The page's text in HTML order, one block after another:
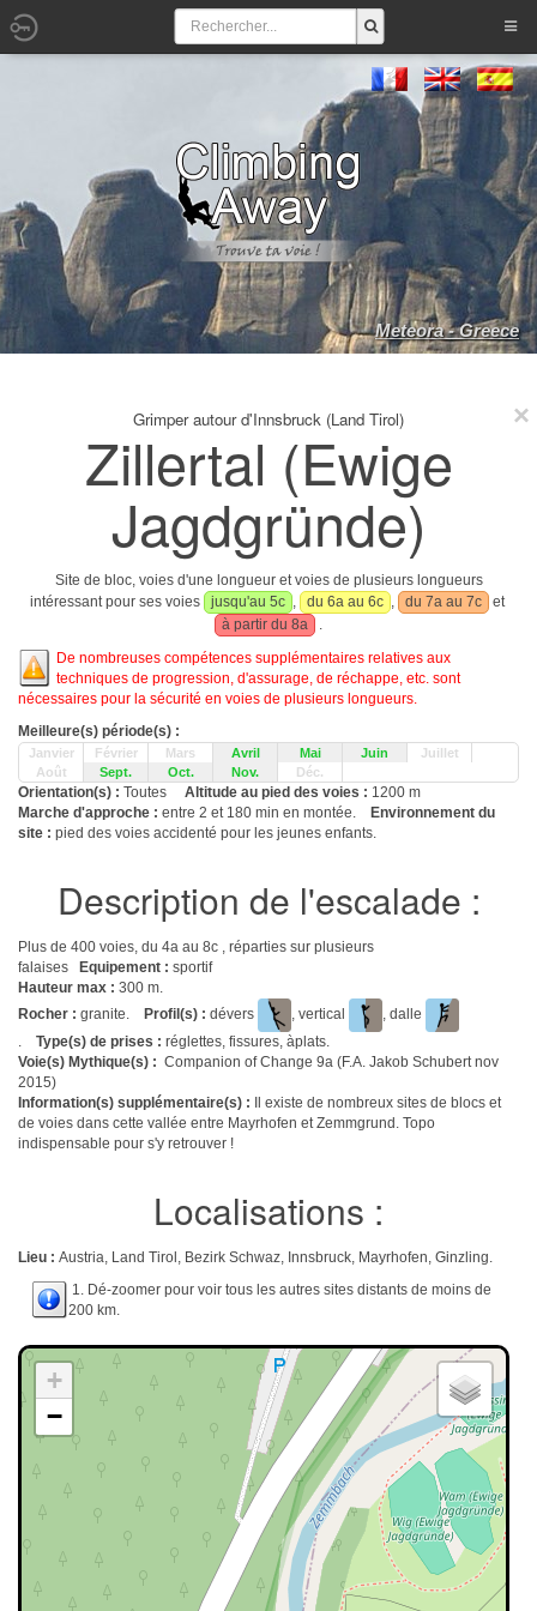
Meteora - Greece
Grimper autour d'Innsbruck (Land Tirol)
Zillertal (Ewige
Jagdgründe)
Site de bloc, voies d'une longueur et voies de plusieurs longueurs
intéressant pour ses voies
jusqu'au 5c , du 6a au 6c , du 7a au 7c
et
à partir du 8a
.
De nombreuses compétences supplémentaires relatives aux
techniques de progression, d'assurage, de réchappe, etc. sont
nécessaires pour la sécurité en voies de plusieurs longueurs.
Meilleure(s) période(s) :
Janvier Février Mars Avril Mai Juin
Juillet
Août
Sept. Oct. Nov. Déc.
Orientation(s) : Toutes Altitude au pied des voies : 1200 m
Marche d'approche : entre 2 et 180 min en montée.
Environnement du
site : pied des voies accidenté pour les jeunes enfants.
Description de l'escalade :
Plus de 400 voies, du 4a au 8c , réparties sur plusieurs
falaises
Equipement : sportif
Hauteur max : 300 m.
Rocher : granite. Profil(s) : dévers , vertical
, dalle
. Type(s) de prises : réglettes, fissures, àplats.
Voie(s) Mythique(s) : Companion of Change 9a (F.A. Jakob Schubert nov
2015)
Information(s) supplémentaire(s) :
Il existe de nombreux sites de blocs et
de voies dans cette vallée entre Mayrhofen et Zemmgrund. Topo
indispensable pour s'y retrouver !
Localisations :
Lieu : Austria, Land Tirol, Bezirk Schwaz, Innsbruck, Mayrhofen, Ginzling.
1. Dé-zoomer pour voir tous les autres sites distants de moins de
200 km.
+
−